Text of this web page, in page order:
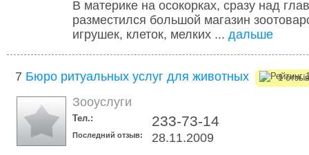
В материке на осокорках, сразу над
разместился большой магазин
игрушек, клеток, мелких ... дальше
7 Бюро ритуальных услуг для животных 1 отзыв
Зооуслуги
Тел.: 233-73-14
Последний отзыв:
28.11.2009